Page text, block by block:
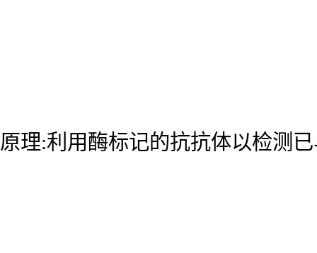
原理:利用酶标记的抗抗体以检测